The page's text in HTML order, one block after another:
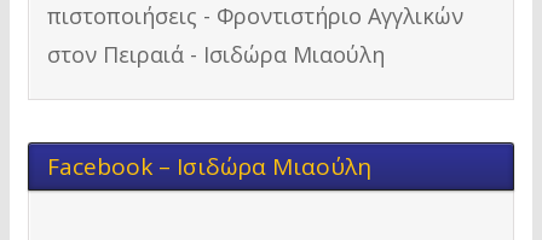
Facebook – Ισιδώρα Μιαούλη